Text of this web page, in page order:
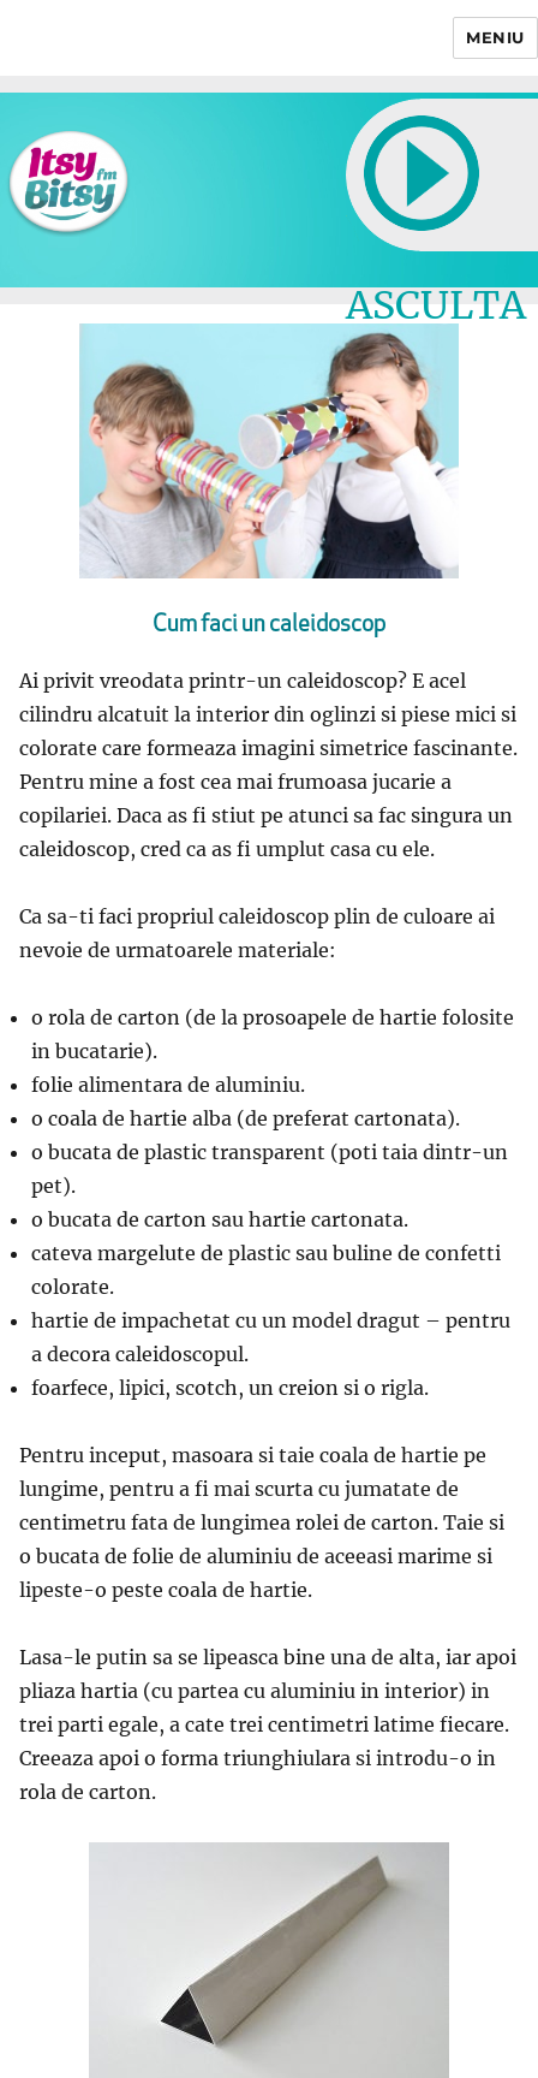
MENIU
ASCULTA
LIVE
Cum faci un caleidoscop
Ai privit vreodata printr-un caleidoscop? E acel
cilindru alcatuit la interior din oglinzi si piese mici si
colorate care formeaza imagini simetrice fascinante.
Pentru mine a fost cea mai frumoasa jucarie a
copilariei. Daca as fi stiut pe atunci sa fac singura un
caleidoscop, cred ca as fi umplut casa cu ele.
Ca sa-ti faci propriul caleidoscop plin de culoare ai
nevoie de urmatoarele materiale:
o rola de carton (de la prosoapele de hartie folosite
in bucatarie).
folie alimentara de aluminiu.
o coala de hartie alba (de preferat cartonata).
o bucata de plastic transparent (poti taia dintr-un
pet).
o bucata de carton sau hartie cartonata.
cateva margelute de plastic sau buline de confetti
colorate.
hartie de impachetat cu un model dragut – pentru
a decora caleidoscopul.
foarfece, lipici, scotch, un creion si o rigla.
Pentru inceput, masoara si taie coala de hartie pe
lungime, pentru a fi mai scurta cu jumatate de
centimetru fata de lungimea rolei de carton. Taie si
o bucata de folie de aluminiu de aceeasi marime si
lipeste-o peste coala de hartie.
Lasa-le putin sa se lipeasca bine una de alta, iar apoi
pliaza hartia (cu partea cu aluminiu in interior) in
trei parti egale, a cate trei centimetri latime fiecare.
Creeaza apoi o forma triunghiulara si introdu-o in
rola de carton.